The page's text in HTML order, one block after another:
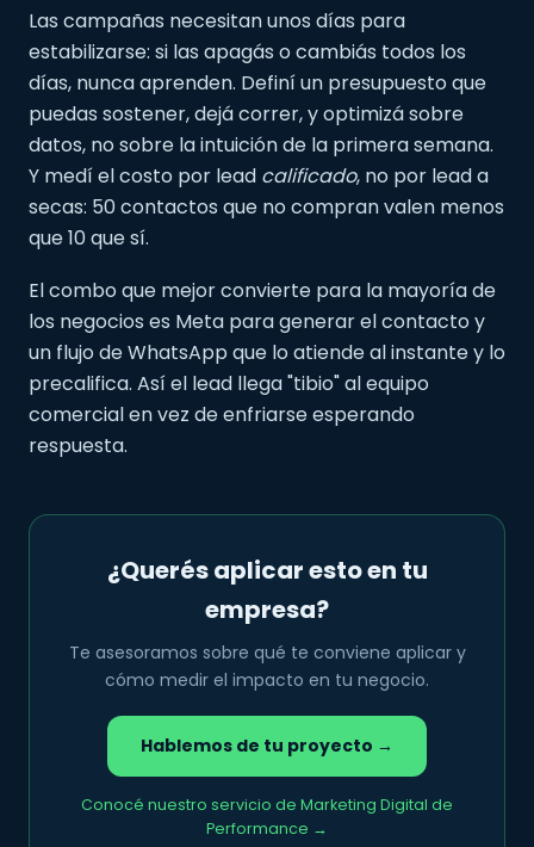
Las campañas necesitan unos días para
estabilizarse: si las apagás o cambiás todos los
días, nunca aprenden. Definí un presupuesto que
puedas sostener, dejá correr, y optimizá sobre
datos, no sobre la intuición de la primera semana.
Y medí el costo por lead calificado, no por lead a
secas: 50 contactos que no compran valen menos
que 10 que sí.
El combo que mejor convierte para la mayoría de
los negocios es Meta para generar el contacto y
un flujo de WhatsApp que lo atiende al instante y lo
precalifica. Así el lead llega "tibio" al equipo
comercial en vez de enfriarse esperando
respuesta.
¿Querés aplicar esto en tu
empresa?
Te asesoramos sobre qué te conviene aplicar y
cómo medir el impacto en tu negocio.
Hablemos de tu proyecto →
Conocé nuestro servicio de Marketing Digital de
Performance →